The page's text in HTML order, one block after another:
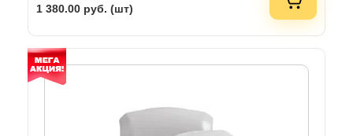
1 380.00 руб. (шт)